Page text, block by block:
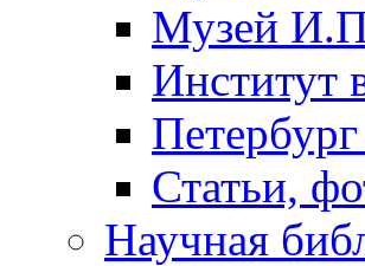
Музей И.П
Институт
Статьи,
Научная